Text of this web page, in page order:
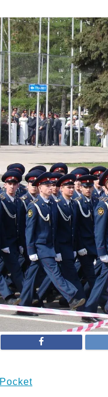
Pocket